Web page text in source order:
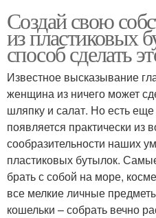
Создай свою
из пластиковых
способ сделать
Известное высказывание
женщина из ничего может
шляпку и салат. Но есть
появляется практически из
сообразительности наших
пластиковых бутылок.
брать с собой на море,
все мелкие личные
кошельки – собрать вечно